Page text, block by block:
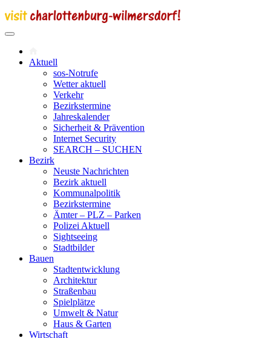
Aktuell
sos-Notrufe
Wetter aktuell
Verkehr
Bezirkstermine
Jahreskalender
Sicherheit & Prävention
Internet Security
SEARCH – SUCHEN
Bezirk
Neuste Nachrichten
Bezirk aktuell
Kommunalpolitik
Bezirkstermine
Ämter – PLZ – Parken
Polizei Aktuell
Sightseeing
Stadtbilder
Bauen
Stadtentwicklung
Architektur
Straßenbau
Spielplätze
Umwelt & Natur
Haus & Garten
Wirtschaft